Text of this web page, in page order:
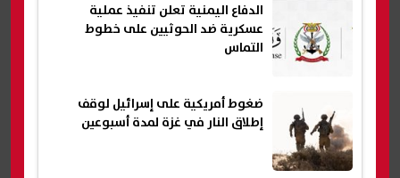
الدفاع اليمنية تعلن تنفيذ عملية
عسكرية ضد الحوثيين على خطوط
التماس
ضغوط أمريكية على إسرائيل لوقف
إطلاق النار في غزة لمدة أسبوعين